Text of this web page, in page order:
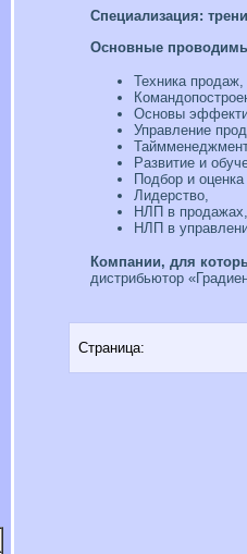
Специализация:
Основные
Техника продаж,
Основы
Управление
Развитие и
Подбор и оценка
Лидерство,
НЛП в продажах,
НЛП в
Компании, для
дистрибьютор
Страница: